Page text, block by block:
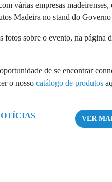
várias empresas madeirenses,
Madeira no stand do
fotos sobre o evento, na página
de se encontrar
o nosso catálogo de produtos
VER